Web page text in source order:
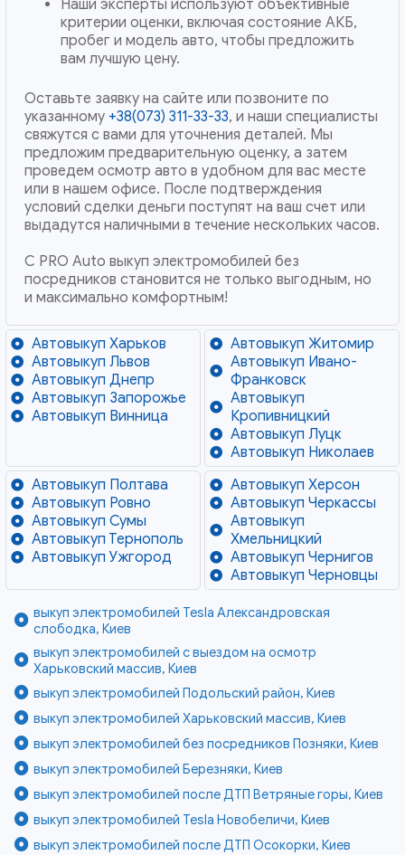
Наши эксперты используют объективные
критерии оценки, включая состояние АКБ,
пробег и модель авто, чтобы предложить
вам лучшую цену.
Оставьте заявку на сайте или позвоните по
указанному +38(073) 311-33-33, и наши специалисты
свяжутся с вами для уточнения деталей. Мы
предложим предварительную оценку, а затем
проведем осмотр авто в удобном для вас месте
или в нашем офисе. После подтверждения
условий сделки деньги поступят на ваш счет или
выдадутся наличными в течение нескольких часов.
С PRO Auto выкуп электромобилей без
посредников становится не только выгодным, но
и максимально комфортным!
Автовыкуп Харьков
Автовыкуп Львов
Автовыкуп Днепр
Автовыкуп Запорожье
Автовыкуп Винница
Автовыкуп Житомир
Автовыкуп Ивано-
Франковск
Автовыкуп
Кропивницкий
Автовыкуп Луцк
Автовыкуп Николаев
Автовыкуп Полтава
Автовыкуп Ровно
Автовыкуп Сумы
Автовыкуп Тернополь
Автовыкуп Ужгород
Автовыкуп Херсон
Автовыкуп Черкассы
Автовыкуп
Хмельницкий
Автовыкуп Чернигов
Автовыкуп Черновцы
выкуп электромобилей Tesla Александровская
слободка, Киев
выкуп электромобилей с выездом на осмотр
Харьковский массив, Киев
выкуп электромобилей Подольский район, Киев
выкуп электромобилей Харьковский массив, Киев
выкуп электромобилей без посредников Позняки, Киев
выкуп электромобилей Березняки, Киев
выкуп электромобилей после ДТП Ветряные горы, Киев
выкуп электромобилей Tesla Новобеличи, Киев
выкуп электромобилей после ДТП Осокорки, Киев